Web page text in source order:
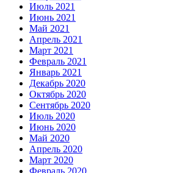
Июль 2021
Июнь 2021
Май 2021
Апрель 2021
Март 2021
Февраль 2021
Январь 2021
Декабрь 2020
Октябрь 2020
Сентябрь 2020
Июль 2020
Июнь 2020
Май 2020
Апрель 2020
Март 2020
Февраль 2020